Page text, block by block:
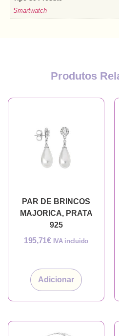
Smartwatch
Produtos
PAR DE BRINCOS
MAJORICA, PRATA
925
195,71€ IVA incluido
Adicionar